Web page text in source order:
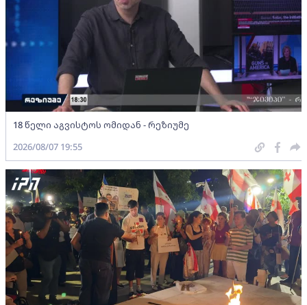
18 წელი აგვისტოს ომიდან - რეზიუმე
2026/08/07 19:55